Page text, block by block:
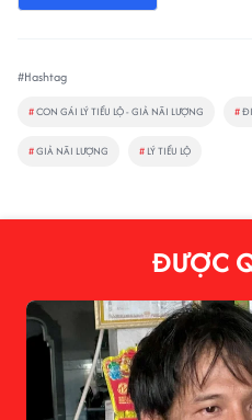
#Hashtag
#CON GÁI LÝ TIỂU LỘ - GIẢ NÃI LƯỢNG #
#GIẢ NÃI LƯỢNG # LÝ TIỂU LỘ
ĐƯỢC